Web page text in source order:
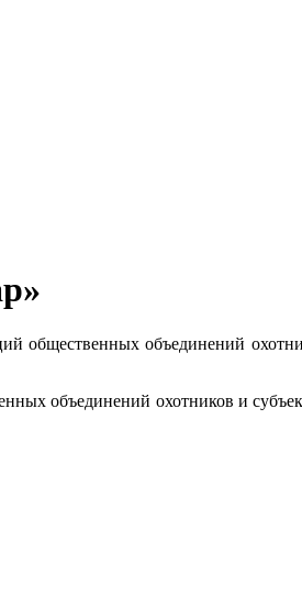
общественных объединений
объединений охотников и